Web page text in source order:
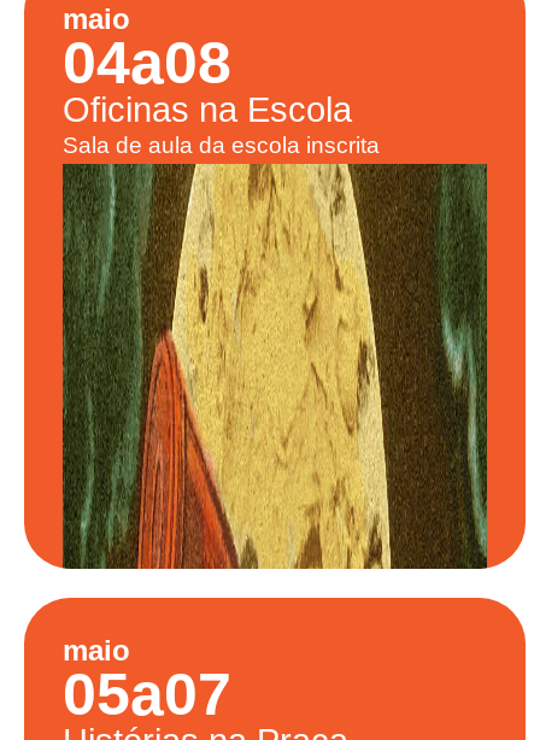
maio
04a08
Oficinas na Escola
Sala de aula da escola inscrita
maio
05a07